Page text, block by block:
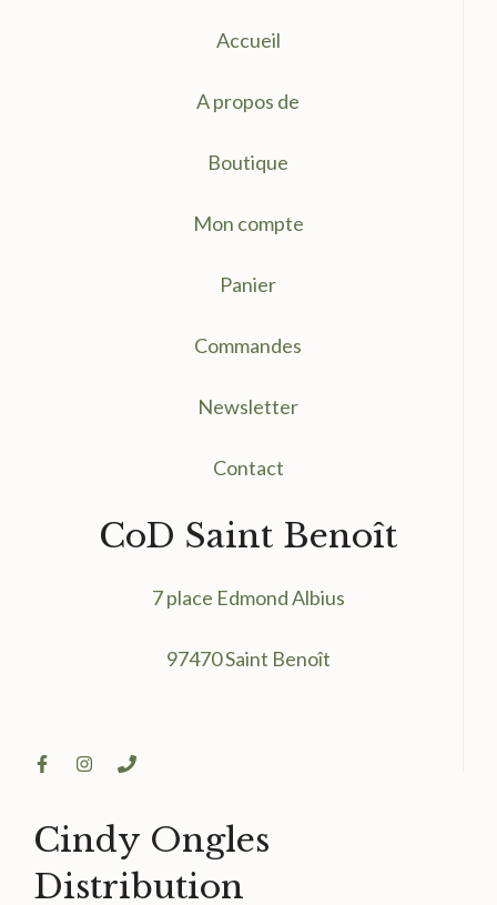
Accueil
A propos de
Boutique
Mon compte
Panier
Commandes
Newsletter
Contact
CoD Saint Benoît
7 place Edmond Albius
97470 Saint Benoît
Cindy Ongles
Distribution